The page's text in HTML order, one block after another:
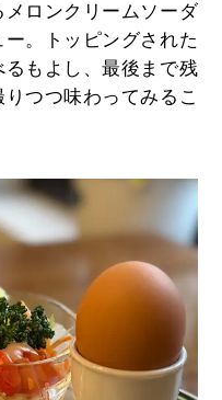
ロンクリームソーダ
。トッピングされた
もよし、最後まで残
つつ味わってみるこ